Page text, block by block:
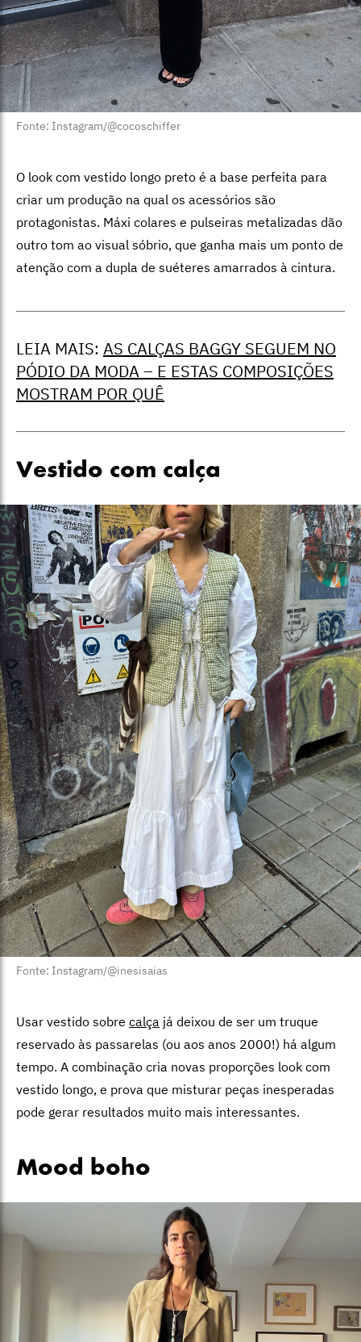
Fonte: Instagram/@cocoschiffer
O look com vestido longo preto é a base perfeita para
criar um produção na qual os acessórios são
protagonistas. Máxi colares e pulseiras metalizadas dão
outro tom ao visual sóbrio, que ganha mais um ponto de
atenção com a dupla de suéteres amarrados à cintura.
LEIA MAIS: AS CALÇAS BAGGY SEGUEM NO
PÓDIO DA MODA – E ESTAS COMPOSIÇÕES
MOSTRAM POR QUÊ
Vestido com calça
Fonte: Instagram/@inesisaias
Usar vestido sobre calça já deixou de ser um truque
reservado às passarelas (ou aos anos 2000!) há algum
tempo. A combinação cria novas proporções look com
vestido longo, e prova que misturar peças inesperadas
pode gerar resultados muito mais interessantes.
Mood boho